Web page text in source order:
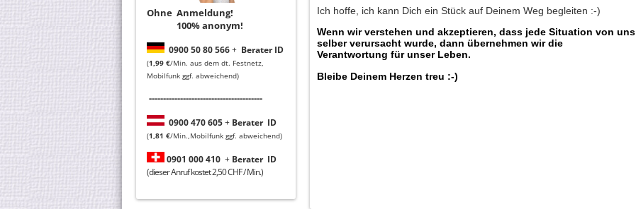
Ohne Anmeldung!
100% anonym!
0900 50 80 566+ Berater ID
(1,99 €/Min. aus dem dt. Festnetz,
Mobilfunk ggf. abweichend)
----------------------------------------
0900 470 605+ Berater ID
(1,81 €/Min.,Mobilfunk ggf. abweichend)
0901 000 410 + Berater ID
(dieser Anruf kostet 2,50 CHF / Min.)
Ich hoffe, ich kann Dich ein Stück auf Deinem Weg begleiten :-)
Wenn wir verstehen und akzeptieren, dass jede Situation von uns
selber verursacht wurde, dann übernehmen wir die
Verantwortung für unser Leben.
Bleibe Deinem Herzen treu :-)